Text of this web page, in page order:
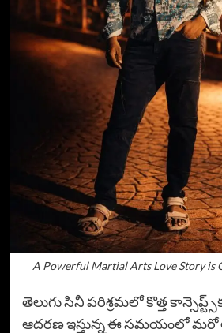
A Powerful Martial Arts Love Story is
తెలుగు సినీ పరిశ్రమలో కొత్త
ఆదరణ ఇస్తున్న ఈ సమయంలో మరో